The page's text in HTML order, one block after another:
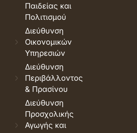
Παιδείας και
Πολιτισμού
Διεύθυνση
Οικονομικών
Υπηρεσιών
Διεύθυνση
Περιβάλλοντος
& Πρασίνου
Διεύθυνση
Προσχολικής
Αγωγής και